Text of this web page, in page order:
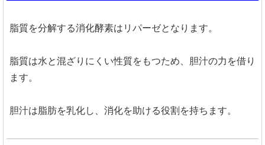
脂質を分解する消化酵素はリパーゼとなります。
脂質は水と混ざりにくい性質をもつため、胆汁の力を借り
ます。
胆汁は脂肪を乳化し、消化を助ける役割を持ちます。